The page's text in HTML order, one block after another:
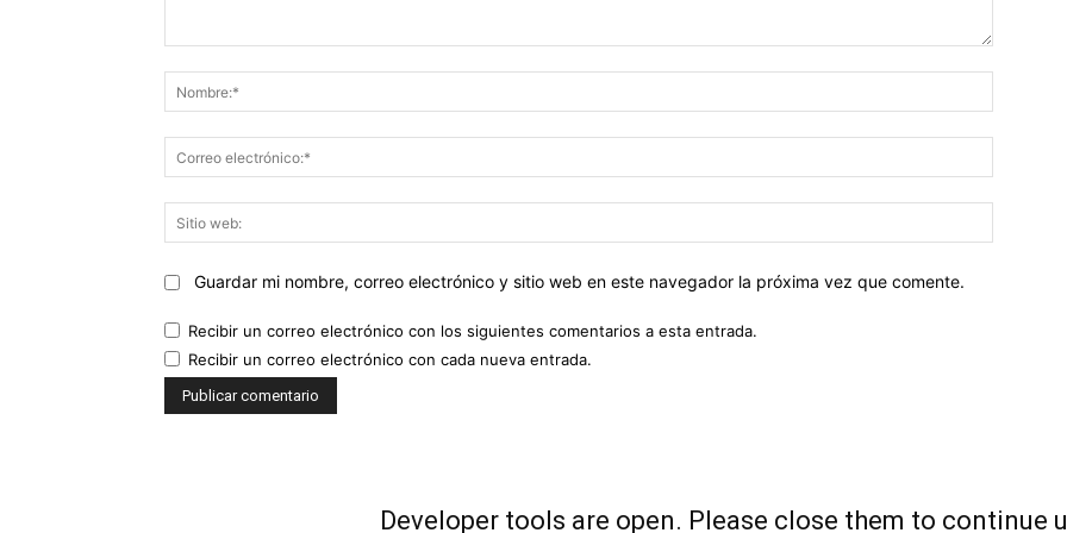
web:
Guardar mi nombre, correo electrónico y sitio web en este navegador la próxima vez que comente.
Recibir un correo electrónico con los siguientes comentarios a esta entrada.
Recibir un correo electrónico con cada nueva entrada.